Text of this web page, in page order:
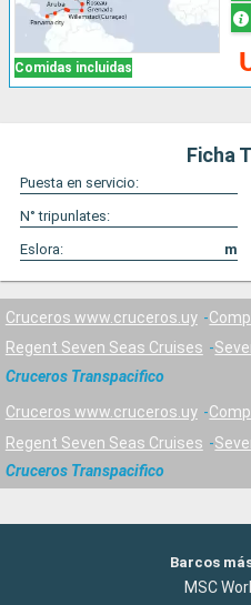
Comidas incluidas
Ficha
Puesta en servicio:
N° tripunlates:
Eslora:
m
Cruceros www.cruceros.uy
Regent Seven Seas Cruises
Cruceros Transpacifico
Cruceros www.cruceros.uy
Regent Seven Seas Cruises
Cruceros Transpacifico
Barcos
MSC